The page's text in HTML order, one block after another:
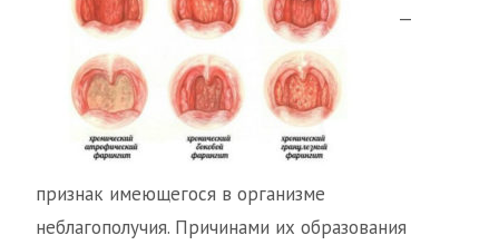
—
признак имеющегося в организме
неблагополучия. Причинами их образования